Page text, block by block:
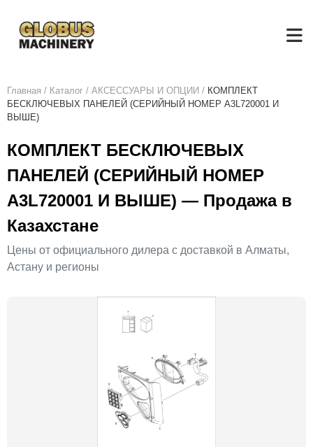
Главная / Каталог / АКСЕСCУАРЫ И ОПЦИИ / КОМПЛЕКТ
БЕСКЛЮЧЕВЫХ ПАНЕЛЕЙ (СЕРИЙНЫЙ НОМЕР A3L720001 И
ВЫШЕ)
КОМПЛЕКТ БЕСКЛЮЧЕВЫХ
ПАНЕЛЕЙ (СЕРИЙНЫЙ НОМЕР
A3L720001 И ВЫШЕ) — Продажа в
Казахстане
Цены от официального дилера с доставкой в Алматы,
Астану и регионы